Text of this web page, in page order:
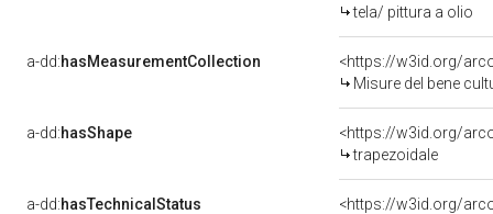
tela/ pittura a olio
a-dd:hasMeasurementCollection
<https://w3id.org/
Misure del bene
a-dd:hasShape
<https://w3id.org/
trapezoidale
a-dd:hasTechnicalStatus
<https://w3id.org/